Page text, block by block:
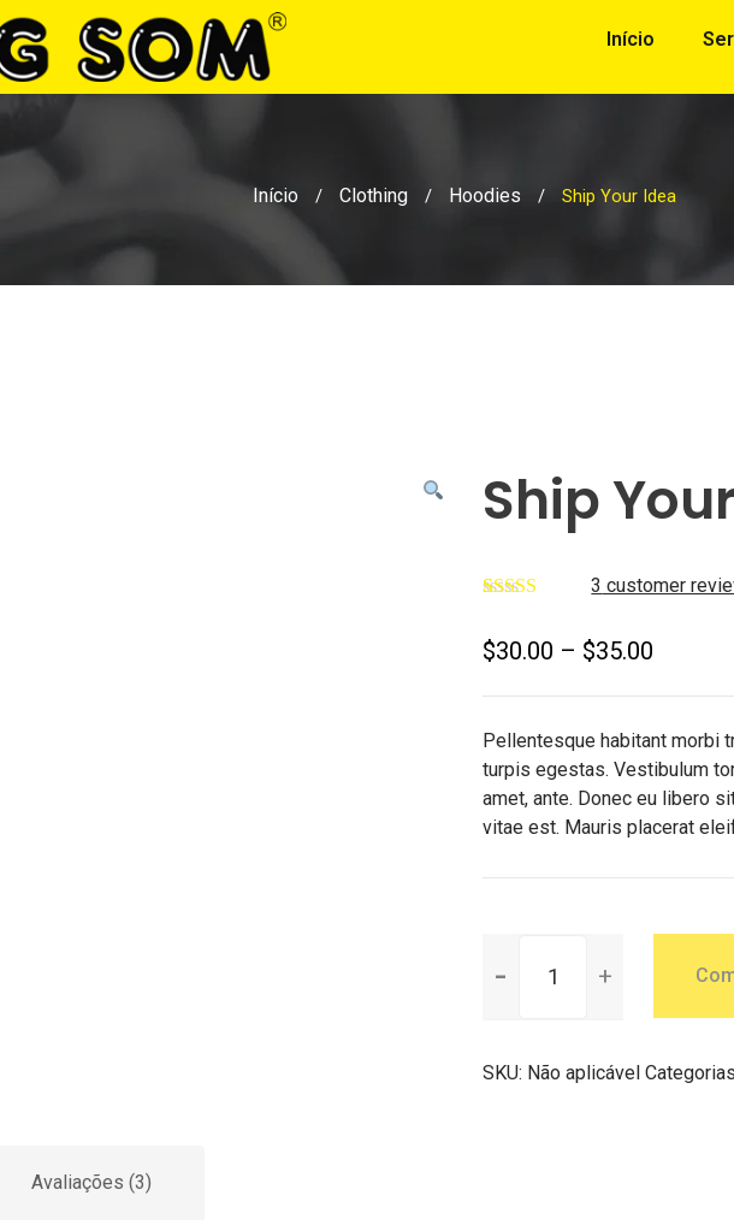
Início
Início / Clothing / Hoodies / Ship Your Idea
Ship
de 5, com
em
de clientes
3 customer
$30.00 – $35.00
Pellentesque habitant morbi
turpis egestas. Vestibulum
amet, ante. Donec eu libero
vitae est. Mauris placerat
SKU: Não aplicável
Avaliações (3)